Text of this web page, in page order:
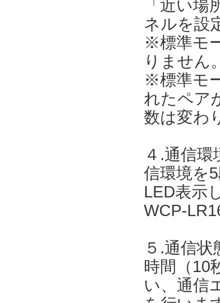
「近い
ネルを設
※標準モ
りません
※標準モ
れたペア
数は変わ
４.通信
信環境を
LED表示
WCP-
５.通信
時間（10
い、通信